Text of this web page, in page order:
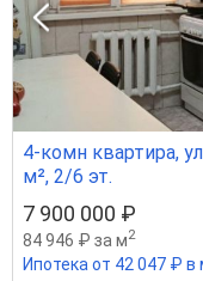
4-комн квартира,
м², 2/6 эт.
7 900 000 ₽
84 946 ₽ за м2
Ипотека от 42 047 ₽ в